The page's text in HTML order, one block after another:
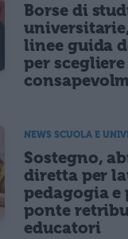
Borse di
linee guida
per scegliere
NEWS SCUOLA E
Sostegno,
diretta per
pedagogia e
ponte
educatori